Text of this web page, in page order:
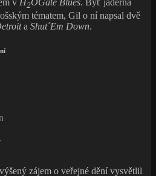
v H2OGate Blues. Byť jaderná
tématem, Gil o ní napsal dvě
a Shut´Em Down.
zájem o veřejné dění vysvětlil